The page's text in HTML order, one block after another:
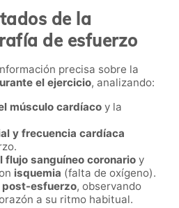
de la
de esfuerzo
precisa sobre la
el ejercicio, analizando:
músculo cardíaco y la
y frecuencia cardíaca
flujo sanguíneo coronario y
isquemia (falta de oxígeno).
post-esfuerzo, observando
a su ritmo habitual.